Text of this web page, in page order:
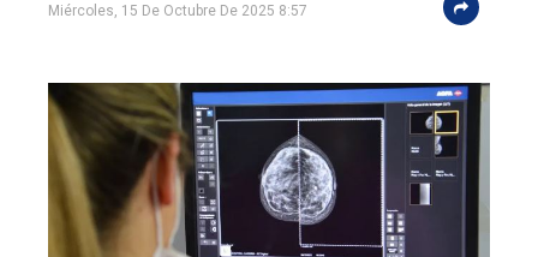
Miércoles, 15 De Octubre De 2025 8:57